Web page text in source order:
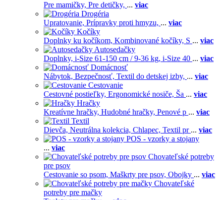
Pre mamičky, Pre detičky, ... viac
Drogéria
Upratovanie, Prípravky proti hmyzu, ... viac
Kočíky
Doplnky ku kočíkom, Kombinované kočíky, S ... viac
Autosedačky
Doplnky, i-Size 61-150 cm / 9-36 kg, i-Size 40 ... viac
Domácnosť
Nábytok, Bezpečnosť, Textil do detskej izby, ... viac
Cestovanie
Cestovné postieľky, Ergonomické nosiče, Ša ... viac
Hračky
Kreatívne hračky, Hudobné hračky, Penové p ... viac
Textil
Dievča, Neutrálna kolekcia, Chlapec, Textil pr ... viac
POS - vzorky a stojany
... viac
Chovateľské potreby
pre psov
Cestovanie so psom, Maškrty pre psov, Obojky ... viac
Chovateľské
potreby pre mačky